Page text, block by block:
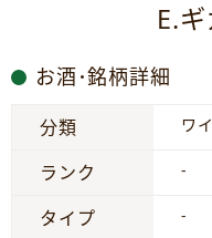
E.
お酒･銘柄詳細
分類 ワ
ランク -
タイプ -